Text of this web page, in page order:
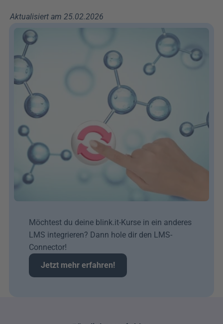
Aktualisiert am 25.02.2026
Möchtest du deine blink.it-Kurse in ein anderes
LMS integrieren? Dann hole dir den LMS-
Connector!
Jetzt mehr erfahren!